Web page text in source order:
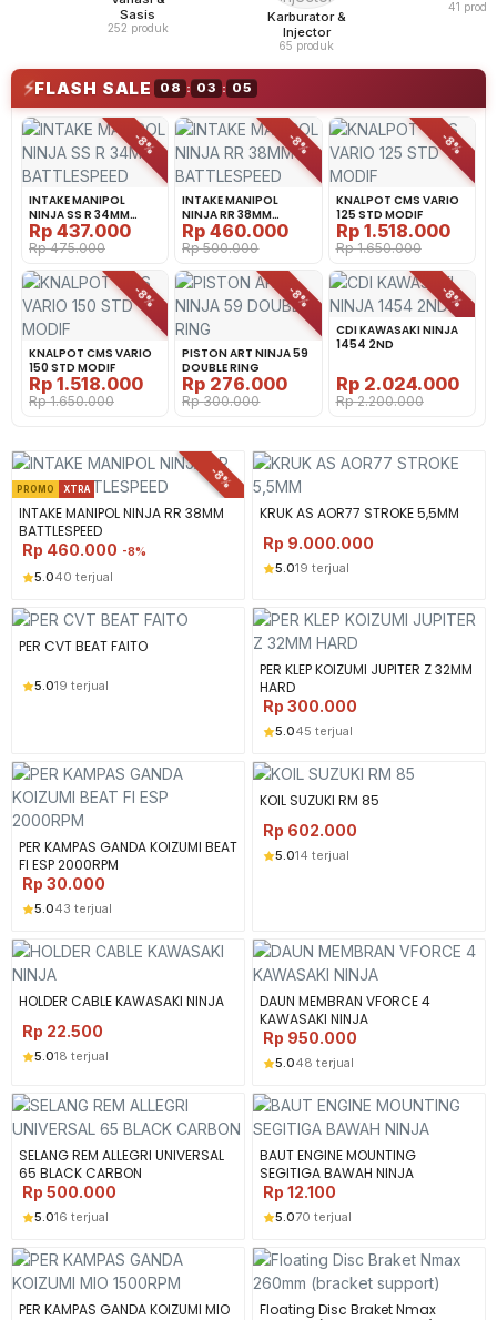
Sasis
252 produk
Karburator &
Injector
65 produk
41
⚡FLASH SALE 08 : 03 : 04
-8%
INTAKE MANIPOL
NINJA SS R 34MM
BATTLESPEED
Rp 437.000
Rp475.000
-8%
INTAKE MANIPOL
NINJA RR 38MM
BATTLESPEED
Rp460.000
Rp500.000
-8%
KNALPOT CMS VARIO
125 STD MODIF
Rp 1.518.000
Rp1.650.000
-8%
KNALPOT CMS VARIO
150 STD MODIF
Rp 1.518.000
Rp1.650.000
-8%
PISTON ART NINJA 59
DOUBLE RING
Rp 276.000
Rp300.000
-8%
CDI KAWASAKI NINJA
1454 2ND
Rp 2.024.000
Rp2.200.000
-8%
PROMO XTRA
INTAKE MANIPOL NINJA RR 38MM
BATTLESPEED
Rp 460.000 -8%
5.040 terjual
KRUK AS AOR77 STROKE 5,5MM
Rp 9.000.000
5.019 terjual
PER CVT BEAT FAITO
5.019 terjual
PER KLEP KOIZUMI JUPITER Z 32MM
HARD
Rp 300.000
5.045 terjual
PER KAMPAS GANDA KOIZUMI BEAT
FI ESP 2000RPM
Rp 30.000
5.043 terjual
KOIL SUZUKI RM 85
Rp 602.000
5.014 terjual
HOLDER CABLE KAWASAKI NINJA
Rp 22.500
5.018 terjual
DAUN MEMBRAN VFORCE 4
KAWASAKI NINJA
Rp 950.000
5.048 terjual
SELANG REM ALLEGRI UNIVERSAL
65 BLACK CARBON
Rp 500.000
5.016 terjual
BAUT ENGINE MOUNTING
SEGITIGA BAWAH NINJA
Rp 12.100
5.070 terjual
PER KAMPAS GANDA KOIZUMI MIO
Floating Disc Braket Nmax